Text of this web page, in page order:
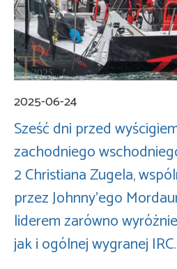
2025-06-24
Sześć dni przed
zachodniego
2 Christiana Zugela,
przez Johnny’ego
liderem zarówno
jak i ogólnej wygranej IRC.